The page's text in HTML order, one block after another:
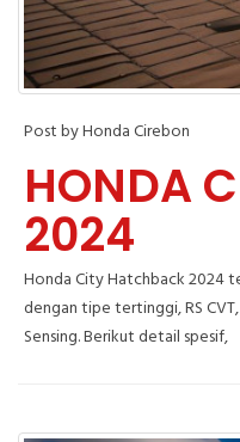
Post by Honda Cirebon
HONDA
2024
Honda City Hatchback 2024
dengan tipe tertinggi, RS
Sensing. Berikut detail spesif,